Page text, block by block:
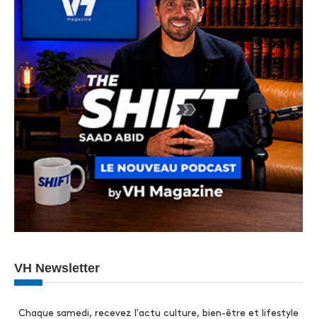
VH Newsletter
Chaque samedi, recevez l'actu culture, bien-être et lifestyle